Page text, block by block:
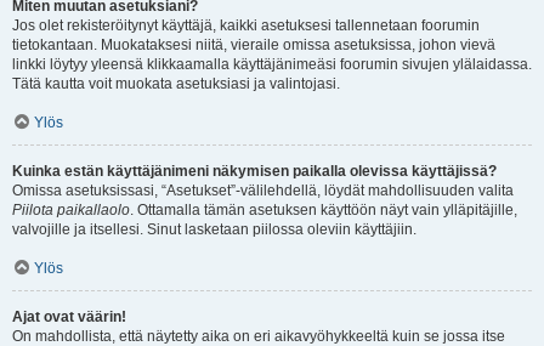
Miten muutan asetuksiani?
Jos olet rekisteröitynyt käyttäjä, kaikki asetuksesi tallennetaan foorumin
tietokantaan. Muokataksesi niitä, vieraile omissa asetuksissa, johon vievä
linkki löytyy yleensä klikkaamalla käyttäjänimeäsi foorumin sivujen ylälaidassa.
Tätä kautta voit muokata asetuksiasi ja valintojasi.
Ylös
Kuinka estän käyttäjänimeni näkymisen paikalla olevissa käyttäjissä?
Omissa asetuksissasi, “Asetukset”-välilehdellä, löydät mahdollisuuden valita
Piilota paikallaolo. Ottamalla tämän asetuksen käyttöön näyt vain ylläpitäjille,
valvojille ja itsellesi. Sinut lasketaan piilossa oleviin käyttäjiin.
Ylös
Ajat ovat väärin!
On mahdollista, että näytetty aika on eri aikavyöhykkeeltä kuin se jossa itse